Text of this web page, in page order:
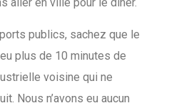
aller en ville pour le dîner.
publics, sachez que le
plus de 10 minutes de
voisine qui ne
Nous n’avons eu aucun